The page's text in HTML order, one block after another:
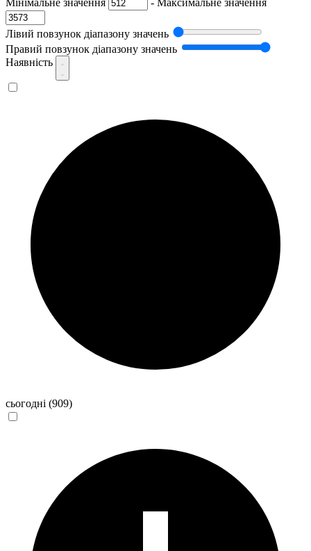
Лівий повзунок діапазону значень
Правий повзунок діапазону значень
Наявність
сьогодні (909)